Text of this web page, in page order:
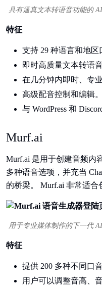
具有逼真文本转语音功能的 AI
特征
支持 29 种语言和地区
即时高质量文本转语音
在几分钟内即时、专
高级配音控制和编辑。
与 WordPress 和
Murf.ai
Murf.ai 是用于创建音频内
多种语音选项，并充当
的桥梁。 Murf.ai 非常适合
用于专业媒体制作的下一代 AI
特征
提供 200 多种不同口
用户可以调整音高、